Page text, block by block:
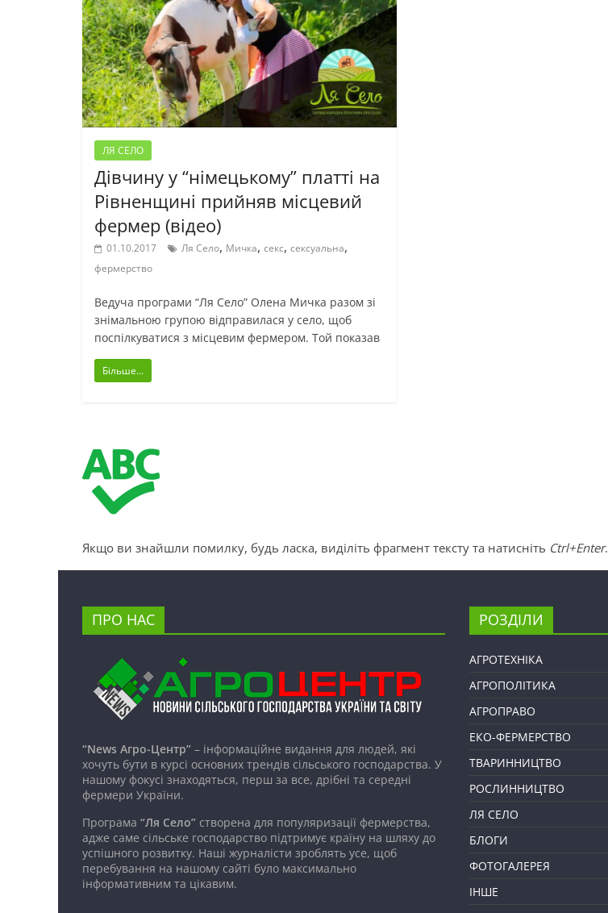
ЛЯ СЕЛО
Дівчину у “німецькому” платті на
Рівненщині прийняв місцевий
фермер (відео)
01.10.2017 Ля Село, Мичка, секс, сексуальна,
фермерство
Ведуча програми “Ля Село” Олена Мичка разом зі
знімальною групою відправилася у село, щоб
поспілкуватися з місцевим фермером. Той показав
Більше...
Якщо ви знайшли помилку, будь ласка, виділіть фрагмент тексту та натисніть Ctrl+Enter.
ПРО НАС
“News Агро-Центр” – інформаційне видання для людей, які
хочуть бути в курсі основних трендів сільського господарства. У
нашому фокусі знаходяться, перш за все, дрібні та середні
фермери України.
Програма “Ля Село” створена для популяризації фермерства,
адже саме сільське господарство підтримує країну на шляху до
успішного розвитку. Наші журналісти зроблять усе, щоб
перебування на нашому сайті було максимально
інформативним та цікавим.
РОЗДІЛИ
АГРОТЕХНІКА
АГРОПОЛІТИКА
АГРОПРАВО
ЕКО-ФЕРМЕРСТВО
ТВАРИННИЦТВО
РОСЛИННИЦТВО
ЛЯ СЕЛО
БЛОГИ
ФОТОГАЛЕРЕЯ
ІНШЕ